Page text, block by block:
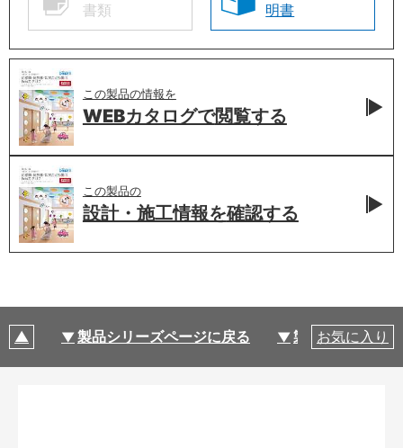
書類
明書
この製品の情報を
WEBカタログで閲覧する
この製品の
設計・施工情報を確認する
製品シリーズページに戻る 製品仕様
お気に入り